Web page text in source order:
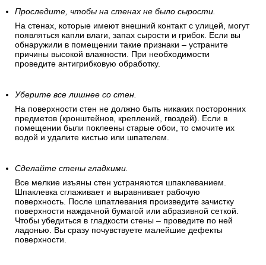
Проследите, чтобы на стенах не было сырости.
На стенах, которые имеют внешний контакт с улицей, могут
появляться капли влаги, запах сырости и грибок. Если вы
обнаружили в помещении такие признаки – устраните
причины высокой влажности. При необходимости
проведите антигрибковую обработку.
Уберите все лишнее со стен.
На поверхности стен не должно быть никаких посторонних
предметов (кронштейнов, креплений, гвоздей). Если в
помещении были поклеены старые обои, то смочите их
водой и удалите кистью или шпателем.
Сделайте стены гладкими.
Все мелкие изъяны стен устраняются шпаклеванием.
Шпаклевка сглаживает и выравнивает рабочую
поверхность. После шпатлевания произведите зачистку
поверхности наждачной бумагой или абразивной сеткой.
Чтобы убедиться в гладкости стены – проведите по ней
ладонью. Вы сразу почувствуете малейшие дефекты
поверхности.